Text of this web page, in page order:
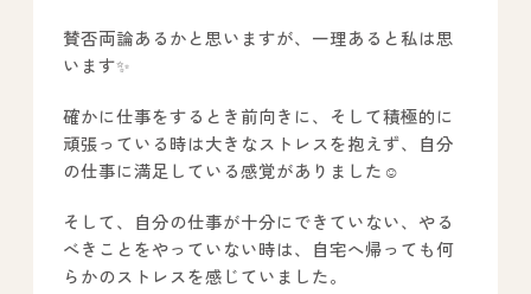
Instagram 事業所紹介動画
賛否両論あるかと思いますが、一理あると私は思
います✨
確かに仕事をするとき前向きに、そして積極的に
頑張っている時は大きなストレスを抱えず、自分
の仕事に満足している感覚がありました☺️
そして、自分の仕事が十分にできていない、やる
べきことをやっていない時は、自宅へ帰っても何
らかのストレスを感じていました。